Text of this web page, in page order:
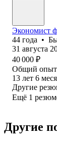
Экономист
44 года •
31 августа
40 000 ₽
Общий опыт
13 лет 6
Другие
Ещё 1
Другие